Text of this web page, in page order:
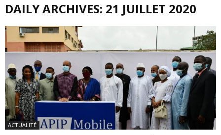
DAILY ARCHIVES: 21 JUILLET 2020
ACTUALITÉ